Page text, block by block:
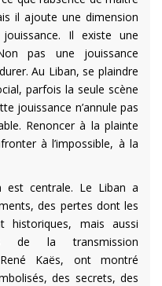
il ajoute une dimension
Il existe une
pas une jouissance
Au Liban, se plaindre
parfois la seule scène
jouissance n’annule pas
Renoncer à la plainte
à l’impossible, à la
est centrale. Le Liban a
des pertes dont les
historiques, mais aussi
de la transmission
Kaës, ont montré
des secrets, des